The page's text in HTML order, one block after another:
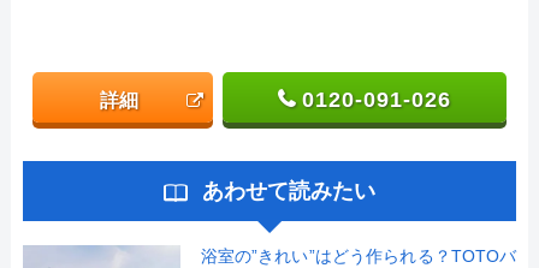
詳細 0120-091-026
あわせて読みたい
浴室の”きれい”はどう作られる？TOTOバ